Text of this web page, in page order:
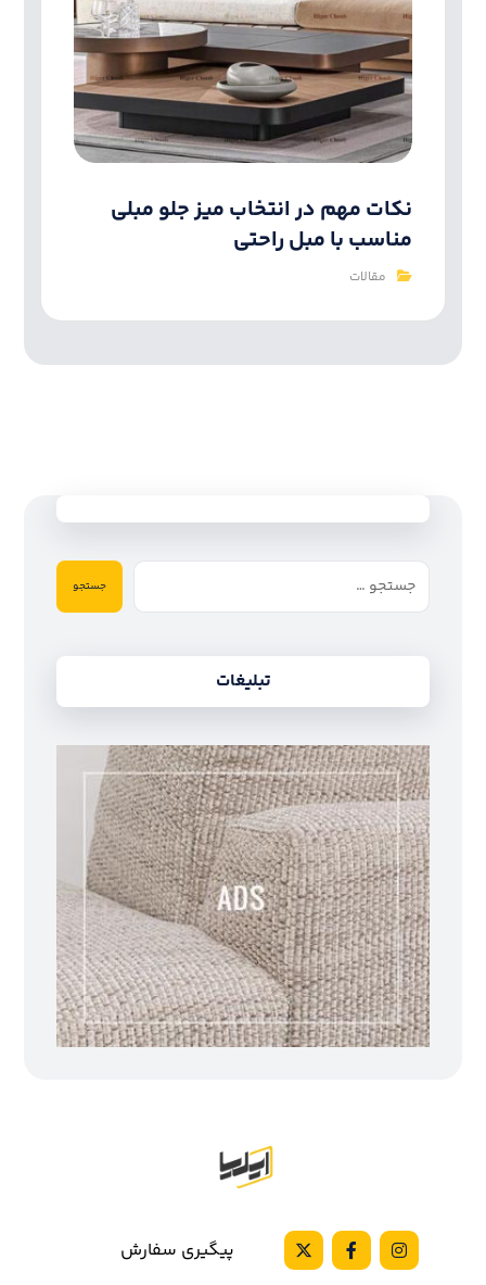
نکات مهم در انتخاب میز جلو مبلی
مناسب با مبل راحتی
مقالات
جستجو
تبلیغات
پیگیری سفارش